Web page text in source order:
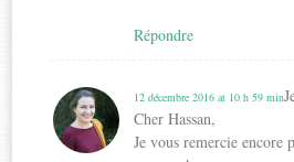
Répondre
12 décembre 2016 at 10 h 59 min
Cher Hassan,
Je vous remercie encore